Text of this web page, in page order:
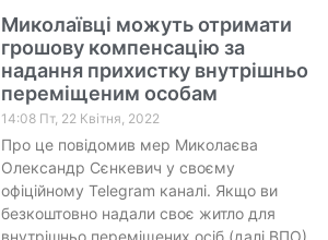
Миколаївці можуть отримати
грошову компенсацію за
надання прихистку внутрішньо
переміщеним особам
14:08 Пт, 22 Квітня, 2022
Про це повідомив мер Миколаєва
Олександр Сєнкевич у своєму
офіційному Telegram каналі. Якщо ви
безкоштовно надали своє житло для
внутрішньо переміщених осіб (далі ВПО),